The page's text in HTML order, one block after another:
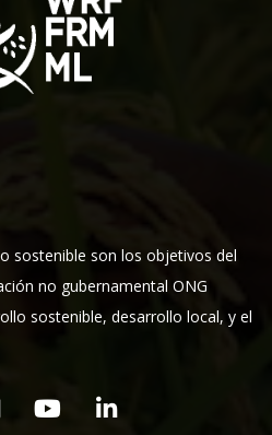
sostenible son los objetivos del
no gubernamental ONG
sostenible, desarrollo local, y el